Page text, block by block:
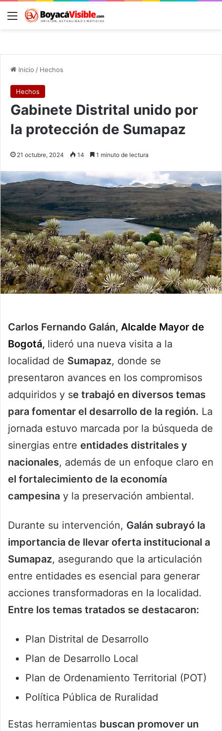
Menú
Inicio / Hechos
Hechos
Gabinete Distrital unido por
la protección de Sumapaz
21 octubre, 2024 14 1 minuto de lectura
Carlos Fernando Galán, Alcalde Mayor de
Bogotá, lideró una nueva visita a la
localidad de Sumapaz, donde se
presentaron avances en los compromisos
adquiridos y se trabajó en diversos temas
para fomentar el desarrollo de la región. La
jornada estuvo marcada por la búsqueda de
sinergias entre entidades distritales y
nacionales, además de un enfoque claro en
el fortalecimiento de la economía
campesina y la preservación ambiental.
Durante su intervención, Galán subrayó la
importancia de llevar oferta institucional a
Sumapaz, asegurando que la articulación
entre entidades es esencial para generar
acciones transformadoras en la localidad.
Entre los temas tratados se destacaron:
Plan Distrital de Desarrollo
Plan de Desarrollo Local
Plan de Ordenamiento Territorial (POT)
Política Pública de Ruralidad
Estas herramientas buscan promover un